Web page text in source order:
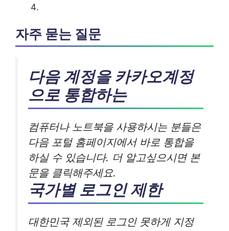
자주 묻는 질문
다음 계정을 카카오계정
으로 통합하는
컴퓨터나 노트북을 사용하시는 분들은
다음 포털 홈페이지에서 바로 통합을
하실 수 있습니다. 더 알고싶으시면 본
문을 클릭해주세요.
국가별 로그인 제한
대한민국 제외된 로그인 못하게 지정